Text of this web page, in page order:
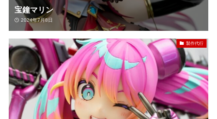
宝鐘マリン
2024年7月8日
製作代行